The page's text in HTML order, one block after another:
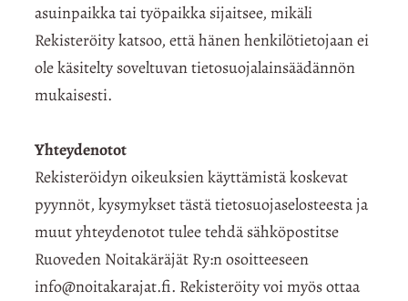
asuinpaikka tai työpaikka sijaitsee, mikäli
Rekisteröity katsoo, että hänen henkilötietojaan ei
ole käsitelty soveltuvan tietosuojalainsäädännön
mukaisesti.
Yhteydenotot
Rekisteröidyn oikeuksien käyttämistä koskevat
pyynnöt, kysymykset tästä tietosuojaselosteesta ja
muut yhteydenotot tulee tehdä sähköpostitse
Ruoveden Noitakäräjät Ry:n osoitteeseen
info@noitakarajat.fi. Rekisteröity voi myös ottaa